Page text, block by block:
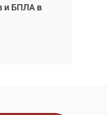
и БПЛА в
к